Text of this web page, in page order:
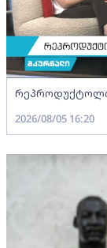
2026/08/05 16:20